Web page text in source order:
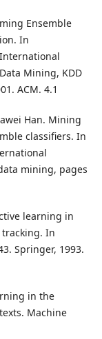
Ensemble
In
Mining, KDD
ACM. 4.1
Han. Mining
classifiers. In
mining, pages
learning in
In
Springer, 1993.
in the
Machine